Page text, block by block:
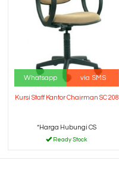
Whatsapp via SMS
Kursi Staff Kantor Chairman SC 208
*Harga Hubungi CS
Ready Stock